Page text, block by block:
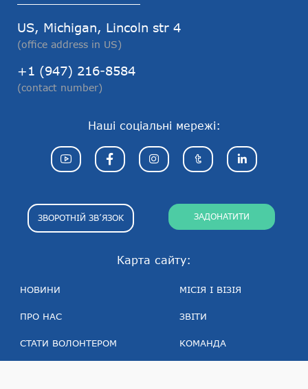
US, Michigan, Lincoln str 4
(office address in US)
+1 (947) 216-8584
(contact number)
Карта сайту:
НОВИНИ
ПРО НАС
СТАТИ ВОЛОНТЕРОМ
МІСІЯ І ВІЗІЯ
ЗВІТИ
КОМАНДА
Наші соціальні мережі:
ЗВОРОТНІЙ ЗВ’ЯЗОК ЗАДОНАТИТИ